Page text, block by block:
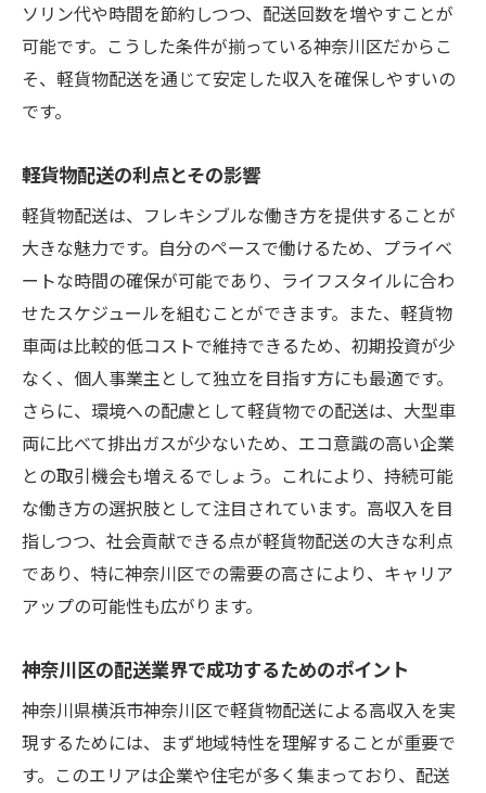
高収入を実現する方法
交通インフラが整う神奈川区での配送利点
インフラを活用した効率的な配送戦略
効率的な交通網利用で配送スピードアップ
軽貨物配送でフレキシブルに働く神奈川県横浜
市神奈川区の新たな選択肢
フレキシブルな働き方の魅力と実現法
自由なライフスタイルを叶える軽貨物配送
神奈川区で選ばれる働き方の新常識
働きやすさを追求する軽貨物配送の利点
フレキシブルワークで高収入を得る秘訣
神奈川区での軽貨物配送が支持される理由
神奈川区での軽貨物配送業務がもたらす高収入
の秘密を紐解く
成功者が語る神奈川区の配送業務の実態
高収入を獲得するためのビジネスモデル
神奈川県内での収入安定につながる要因
配送業務で収入を最大化するコツ
ソリン代や時間を節約しつつ、配送回数を増やすことが
可能です。こうした条件が揃っている神奈川区だからこ
そ、軽貨物配送を通じて安定した収入を確保しやすいの
です。
軽貨物配送の利点とその影響
軽貨物配送は、フレキシブルな働き方を提供することが
大きな魅力です。自分のペースで働けるため、プライベ
ートな時間の確保が可能であり、ライフスタイルに合わ
せたスケジュールを組むことができます。また、軽貨物
車両は比較的低コストで維持できるため、初期投資が少
なく、個人事業主として独立を目指す方にも最適です。
さらに、環境への配慮として軽貨物での配送は、大型車
両に比べて排出ガスが少ないため、エコ意識の高い企業
との取引機会も増えるでしょう。これにより、持続可能
な働き方の選択肢として注目されています。高収入を目
指しつつ、社会貢献できる点が軽貨物配送の大きな利点
であり、特に神奈川区での需要の高さにより、キャリア
アップの可能性も広がります。
神奈川区の配送業界で成功するためのポイント
神奈川県横浜市神奈川区で軽貨物配送による高収入を実
現するためには、まず地域特性を理解することが重要で
す。このエリアは企業や住宅が多く集まっており、配送